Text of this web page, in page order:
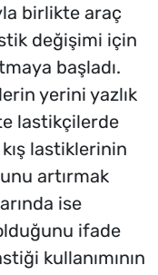
birlikte araç
değişimi için
başladı.
yerini yazlık
lastikçilerde
lastiklerinin
artırmak
ise
ifade
kullanımının